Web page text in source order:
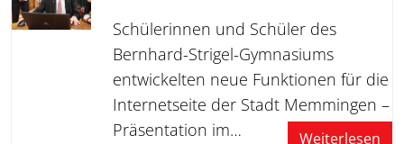
Schülerinnen und Schüler des
Bernhard-Strigel-Gymnasiums
entwickelten neue Funktionen für die
Internetseite der Stadt Memmingen –
Präsentation im…
Weiterlesen